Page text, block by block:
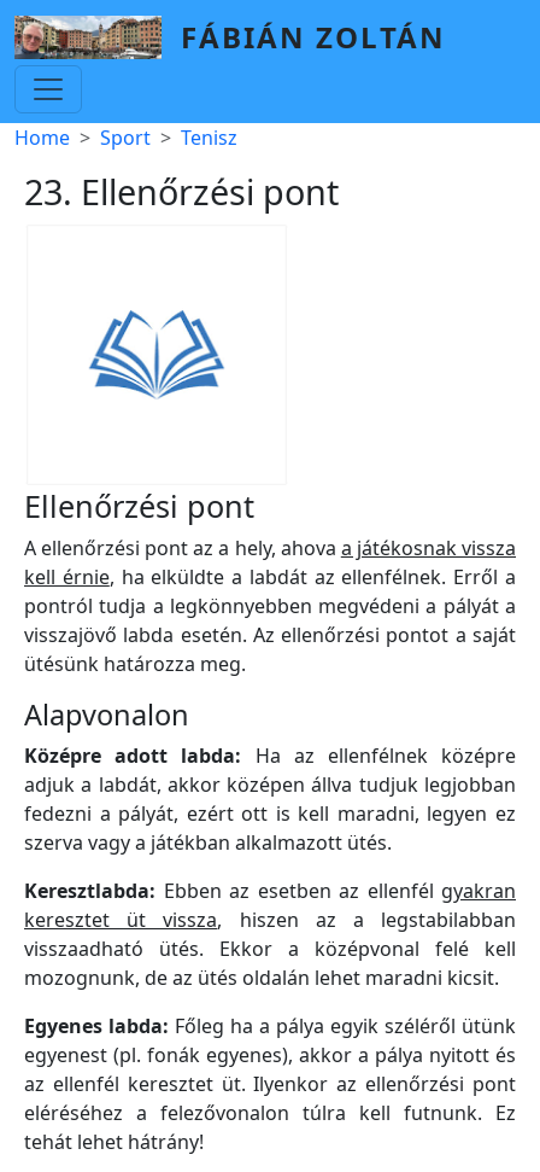
Skip to main content
FÁBIÁN ZOLTÁN
Breadcrumb
Home Sport Tenisz
23. Ellenőrzési pont
Ellenőrzési pont
A ellenőrzési pont az a hely, ahova a játékosnak vissza
kell érnie, ha elküldte a labdát az ellenfélnek. Erről a
pontról tudja a legkönnyebben megvédeni a pályát a
visszajövő labda esetén. Az ellenőrzési pontot a saját
ütésünk határozza meg.
Alapvonalon
Középre adott labda: Ha az ellenfélnek középre
adjuk a labdát, akkor középen állva tudjuk legjobban
fedezni a pályát, ezért ott is kell maradni, legyen ez
szerva vagy a játékban alkalmazott ütés.
Keresztlabda: Ebben az esetben az ellenfél gyakran
keresztet üt vissza, hiszen az a legstabilabban
visszaadható ütés. Ekkor a középvonal felé kell
mozognunk, de az ütés oldalán lehet maradni kicsit.
Egyenes labda: Főleg ha a pálya egyik széléről ütünk
egyenest (pl. fonák egyenes), akkor a pálya nyitott és
az ellenfél keresztet üt. Ilyenkor az ellenőrzési pont
eléréséhez a felezővonalon túlra kell futnunk. Ez
tehát lehet hátrány!